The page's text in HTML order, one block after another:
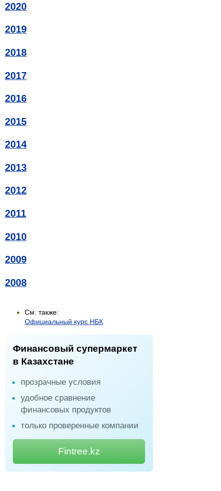
2020
2019
2018
2017
2016
2015
2014
2013
2012
2011
2010
2009
2008
См. также:
Официальный курс НБК
Финансовый супермаркет
в Казахстане
прозрачные условия
удобное сравнение
финансовых продуктов
только проверенные компании
Fintree.kz